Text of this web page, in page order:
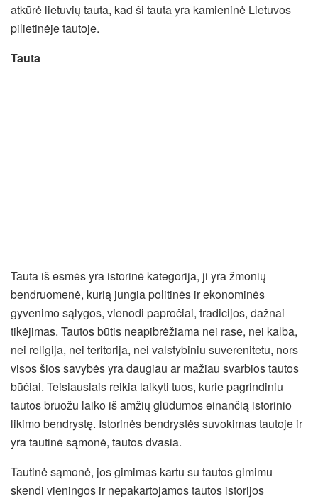
atkūrė lietuvių tauta, kad ši tauta yra kamieninė Lietuvos
pilietinėje tautoje.
Tauta
Tauta iš esmės yra istorinė kategorija, ji yra žmonių
bendruomenė, kurią jungia politinės ir ekonominės
gyvenimo sąlygos, vienodi papročiai, tradicijos, dažnai
tikėjimas. Tautos būtis neapibrėžiama nei rase, nei kalba,
nei religija, nei teritorija, nei valstybiniu suverenitetu, nors
visos šios savybės yra daugiau ar mažiau svarbios tautos
būčiai. Teisiausiais reikia laikyti tuos, kurie pagrindiniu
tautos bruožu laiko iš amžių glūdumos einančią istorinio
likimo bendrystę. Istorinės bendrystės suvokimas tautoje ir
yra tautinė sąmonė, tautos dvasia.
Tautinė sąmonė, jos gimimas kartu su tautos gimimu
skendi vieningos ir nepakartojamos tautos istorijos